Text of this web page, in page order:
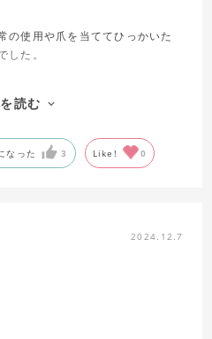
の使用や爪を当ててひっかいた
た。
う）
間なく、全て食洗機にかけら
読む
なった 3 Like! 0
2024.12.7